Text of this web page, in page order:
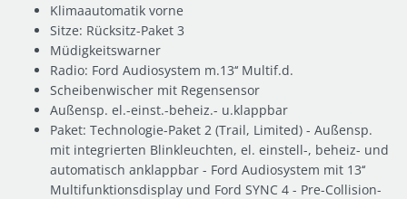
Klimaautomatik vorne
Sitze: Rücksitz-Paket 3
Müdigkeitswarner
Radio: Ford Audiosystem m.13‘‘ Multif.d.
Scheibenwischer mit Regensensor
Außensp. el.-einst.-beheiz.- u.klappbar
Paket: Technologie-Paket 2 (Trail, Limited) - Außensp.
mit integrierten Blinkleuchten, el. einstell-, beheiz- und
automatisch anklappbar - Ford Audiosystem mit 13‘‘
Multifunktionsdisplay und Ford SYNC 4 - Pre-Collision-